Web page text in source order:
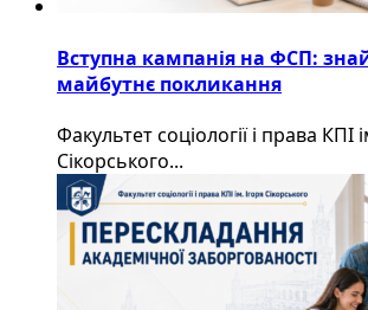
Вступна кампанія на ФСП:
майбутнє покликання
Факультет соціології і права КПІ
Сікорського...